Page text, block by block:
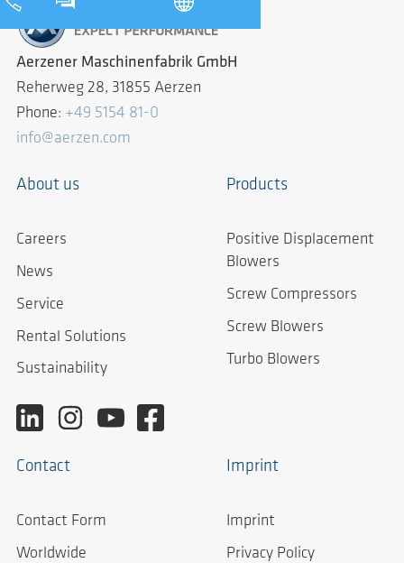
Aerzener Maschinenfabrik GmbH
Reherweg 28, 31855 Aerzen
Phone: +49 5154 81-0
info@aerzen.com
About us
Careers
News
Service
Rental Solutions
Sustainability
Products
Positive Displacement
Blowers
Screw Compressors
Screw Blowers
Turbo Blowers
Contact
Contact Form
Worldwide
Imprint
Imprint
Privacy Policy